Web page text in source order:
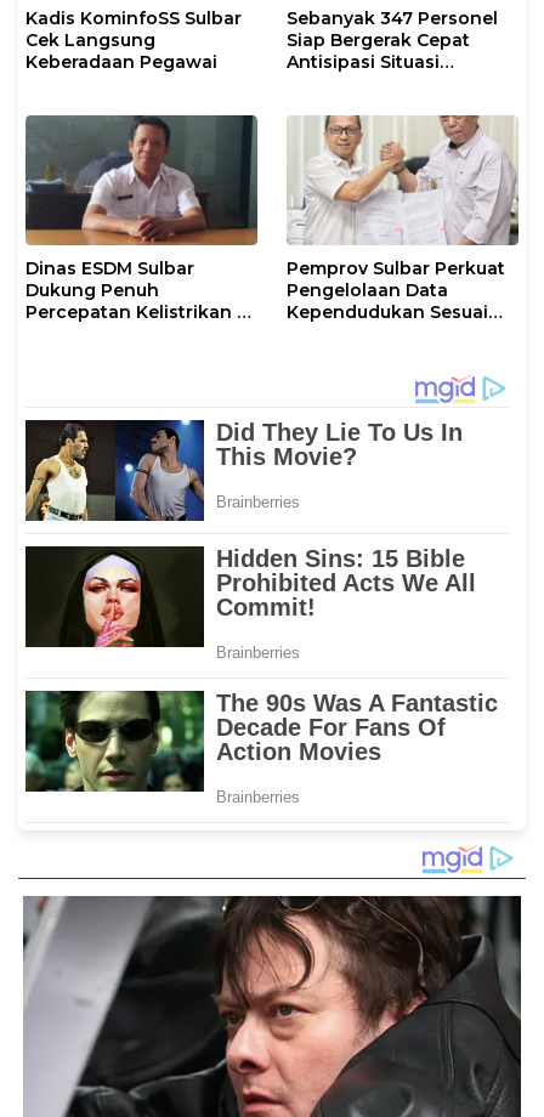
Kadis KominfoSS Sulbar
Cek Langsung
Keberadaan Pegawai
Sebanyak 347 Personel
Siap Bergerak Cepat
Antisipasi Situasi
Dinas ESDM Sulbar
Dukung Penuh
Percepatan Kelistrikan di
Pemprov Sulbar Perkuat
Pengelolaan Data
Kependudukan Sesuai